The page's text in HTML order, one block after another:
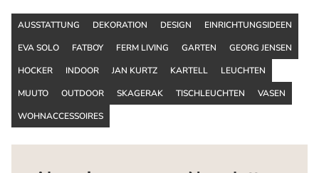
AUSSTATTUNG DEKORATION DESIGN
EINRICHTUNGSIDEEN
EVA SOLO
FATBOY FERM LIVING GARTEN
GEORG JENSEN
HOCKER
INDOOR JAN KURTZ KARTELL
LEUCHTEN
MUUTO
OUTDOOR SKAGERAK TISCHLEUCHTEN
VASEN
WOHNACCESSOIRES